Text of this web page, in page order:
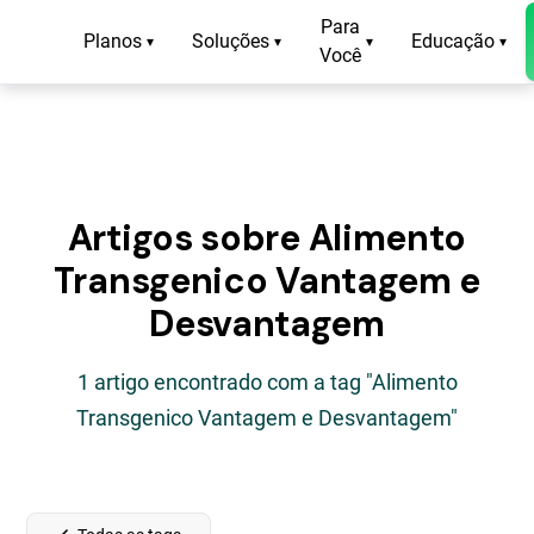
Planos ▾ Soluções ▾
Para
Você
▾ Educação ▾
Artigos sobre Alimento
Transgenico Vantagem e
Desvantagem
1 artigo encontrado com a tag "Alimento
Transgenico Vantagem e Desvantagem"